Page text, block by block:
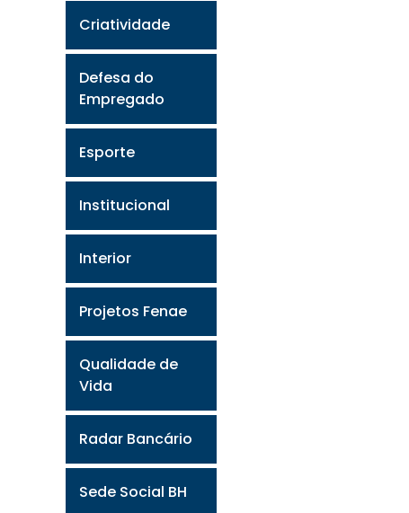
Criatividade
Defesa do
Empregado
Esporte
Institucional
Interior
Projetos Fenae
Qualidade de
Vida
Radar Bancário
Sede Social BH